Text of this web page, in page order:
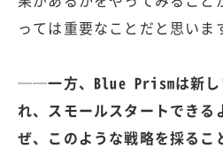
っては重要なことだと思いま
──一方、Blue Prismは新し
れ、スモールスタートできる
ぜ、このような戦略を採るこ